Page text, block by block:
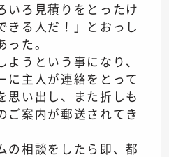
いろ見積りをとったけ
きる人だ！」とおっし
た。
うという事になり、
に主人が連絡をとって
思い出し、また折しも
ご案内が郵送されてき
の相談をしたら即、都